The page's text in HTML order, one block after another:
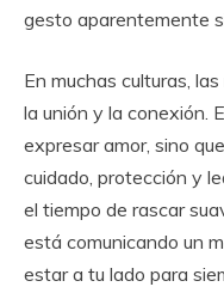
gesto aparentemente
En muchas culturas,
la unión y la conexión.
expresar amor, sino
cuidado, protección y
el tiempo de rascar
está comunicando un
estar a tu lado para